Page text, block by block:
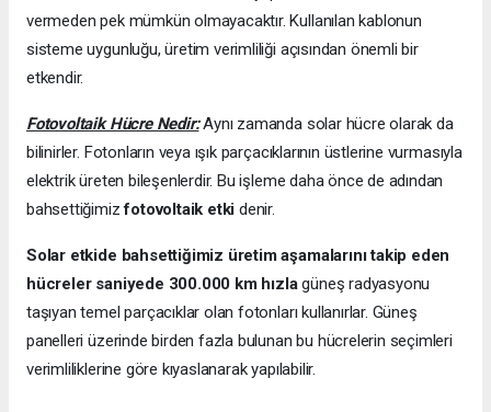
vermeden pek mümkün olmayacaktır. Kullanılan kablonun
sisteme uygunluğu, üretim verimliliği açısından önemli bir
etkendir.
Fotovoltaik Hücre Nedir:Aynı zamanda solar hücre olarak da
bilinirler. Fotonların veya ışık parçacıklarının üstlerine vurmasıyla
elektrik üreten bileşenlerdir. Bu işleme daha önce de adından
bahsettiğimizfotovoltaik etkidenir.
Solar etkide bahsettiğimiz üretim aşamalarını takip eden
hücreler saniyede 300.000 km hızlagüneş radyasyonu
taşıyan temel parçacıklar olan fotonları kullanırlar. Güneş
panelleri üzerinde birden fazla bulunan bu hücrelerin seçimleri
verimliliklerine göre kıyaslanarak yapılabilir.